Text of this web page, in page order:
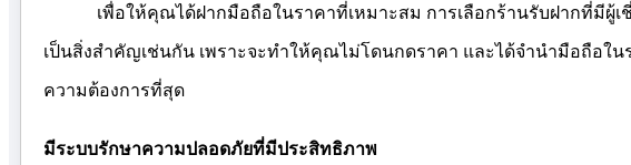
เพื่อให้คุณได้ฝากมือถือในราคาที่เหมาะสม การเลือกร้านรับฝากที่มีผู้
เป็นสิ่งสำคัญเช่นกัน เพราะจะทำให้คุณไม่โดนกดราคา และได้จำนำมือถือใ
ความต้องการที่สุด
มีระบบรักษาความปลอดภัยที่มีประสิทธิภาพ